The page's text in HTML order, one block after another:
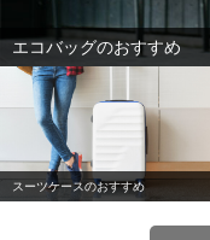
エコバッグのおすすめ
スーツケースのおすすめ